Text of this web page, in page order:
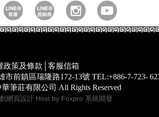
政策及條款
客服信箱
市前鎮區瑞隆路172-13號 TEL:+886-7-723-
筆莊有限公司 All Rights Reserved
網頁設計 Host by Foxpro 系統開發